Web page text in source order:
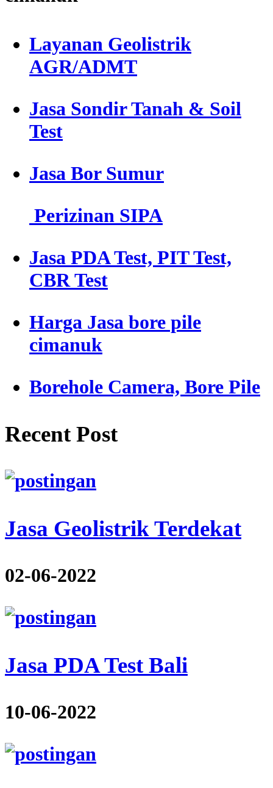
Layanan Geolistrik
AGR/ADMT
Jasa Sondir Tanah & Soil
Test
Jasa Bor Sumur
Perizinan SIPA
Jasa PDA Test, PIT Test,
CBR Test
Harga Jasa bore pile
cimanuk
Borehole Camera, Bore Pile
Recent Post
Jasa Geolistrik Terdekat
02-06-2022
Jasa PDA Test Bali
10-06-2022